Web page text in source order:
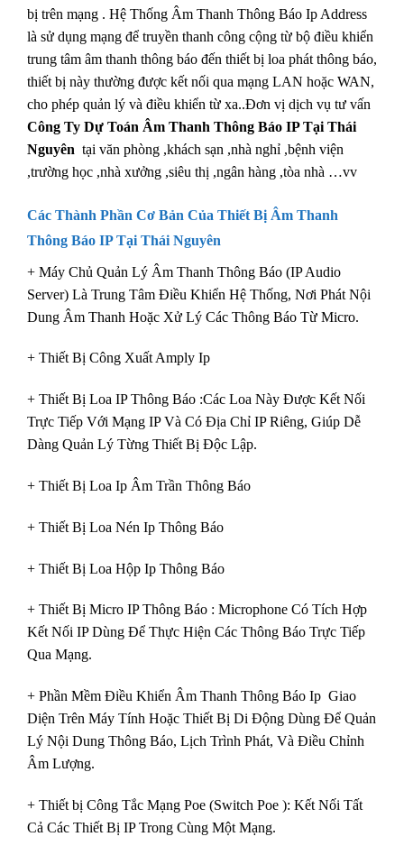
bị trên mạng . Hệ Thống Âm Thanh Thông Báo Ip Address
là sử dụng mạng để truyền thanh công cộng từ bộ điều khiển
trung tâm âm thanh thông báo đến thiết bị loa phát thông báo,
thiết bị này thường được kết nối qua mạng LAN hoặc WAN,
cho phép quản lý và điều khiển từ xa..Đơn vị dịch vụ tư vấn
Công Ty Dự Toán Âm Thanh Thông Báo IP Tại Thái
Nguyên tại văn phòng ,khách sạn ,nhà nghỉ ,bệnh viện
,trường học ,nhà xưởng ,siêu thị ,ngân hàng ,tòa nhà …vv
Các Thành Phần Cơ Bản Của Thiết Bị Âm Thanh
Thông Báo IPTại Thái Nguyên
+ Máy Chủ Quản Lý Âm Thanh Thông Báo (IP Audio
Server) Là Trung Tâm Điều Khiển Hệ Thống, Nơi Phát Nội
Dung Âm Thanh Hoặc Xử Lý Các Thông Báo Từ Micro.
+ Thiết Bị Công Xuất Amply Ip
+ Thiết Bị Loa IP Thông Báo :Các Loa Này Được Kết Nối
Trực Tiếp Với Mạng IP Và Có Địa Chỉ IP Riêng, Giúp Dễ
Dàng Quản Lý Từng Thiết Bị Độc Lập.
+ Thiết Bị Loa Ip Âm Trần Thông Báo
+ Thiết Bị Loa Nén Ip Thông Báo
+ Thiết Bị Loa Hộp Ip Thông Báo
+ Thiết Bị Micro IP Thông Báo : Microphone Có Tích Hợp
Kết Nối IP Dùng Để Thực Hiện Các Thông Báo Trực Tiếp
Qua Mạng.
+ Phần Mềm Điều Khiển Âm Thanh Thông Báo Ip Giao
Diện Trên Máy Tính Hoặc Thiết Bị Di Động Dùng Để Quản
Lý Nội Dung Thông Báo, Lịch Trình Phát, Và Điều Chỉnh
Âm Lượng.
+ Thiết bị Công Tắc Mạng Poe (Switch Poe ): Kết Nối Tất
Cả Các Thiết Bị IP Trong Cùng Một Mạng.